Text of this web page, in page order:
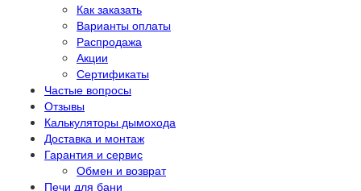
Как заказать
Варианты оплаты
Распродажа
Акции
Сертификаты
Частые вопросы
Отзывы
Калькуляторы дымохода
Доставка и монтаж
Гарантия и сервис
Обмен и возврат
Печи для бани